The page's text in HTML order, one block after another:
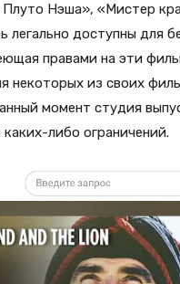
Нэша», «Мистер
легально доступны для
правами на эти
некоторых из своих
момент студия
либо ограничений.